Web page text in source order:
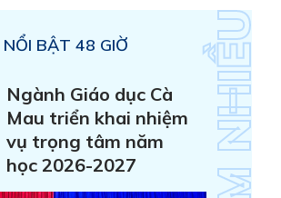
NỔI BẬT 48 GIỜ
Ngành Giáo dục Cà
Mau triển khai nhiệm
vụ trọng tâm năm
học 2026-2027